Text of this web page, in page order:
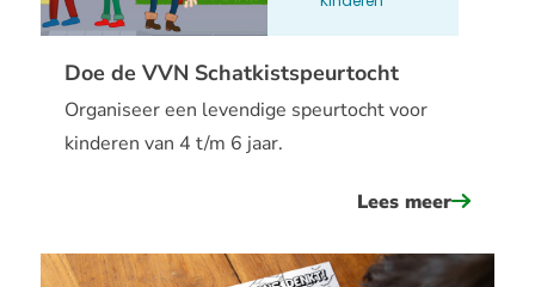
Doe de VVN Schatkistspeurtocht
Organiseer een levendige speurtocht voor
kinderen van 4 t/m 6 jaar.
Lees meerover
de